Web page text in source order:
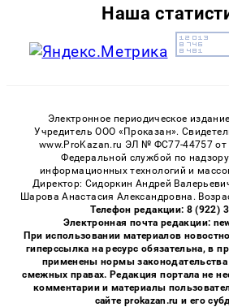
Наша
Электронное периодическое
Учредитель ООО «Проказан».
www.ProKazan.ru ЭЛ № ФС77-44757
Федеральной службой по
информационных технологий и
Директор: Сидоркин Андрей
Шарова Анастасия Александровна.
Телефон редакции: 8 (922)
Электронная почта редакции:
При использовании материалов
гиперссылка на ресурс обязательна, в
применены нормы
смежных правах. Редакция портала не
комментарии и материалы
сайте prokazan.ru и его